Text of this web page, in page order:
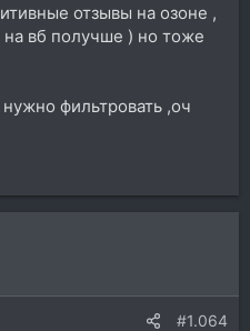
отзывы на озоне ,
вб получше ) но тоже
фильтровать ,оч
#1.064